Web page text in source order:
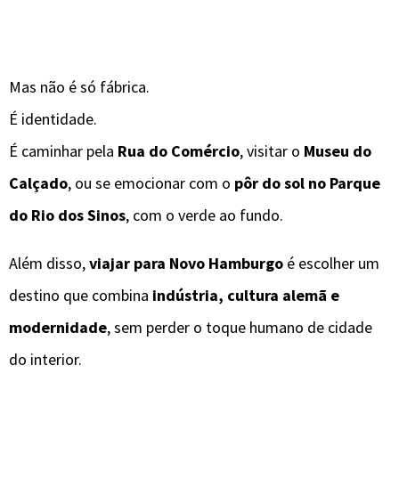
Mas não é só fábrica.
É identidade.
É caminhar pela Rua do Comércio, visitar o Museu do
Calçado, ou se emocionar com o pôr do sol no Parque
do Rio dos Sinos, com o verde ao fundo.
Além disso,viajar para Novo Hamburgo é escolher um
destino que combina indústria, cultura alemã e
modernidade, sem perder o toque humano de cidade
do interior.